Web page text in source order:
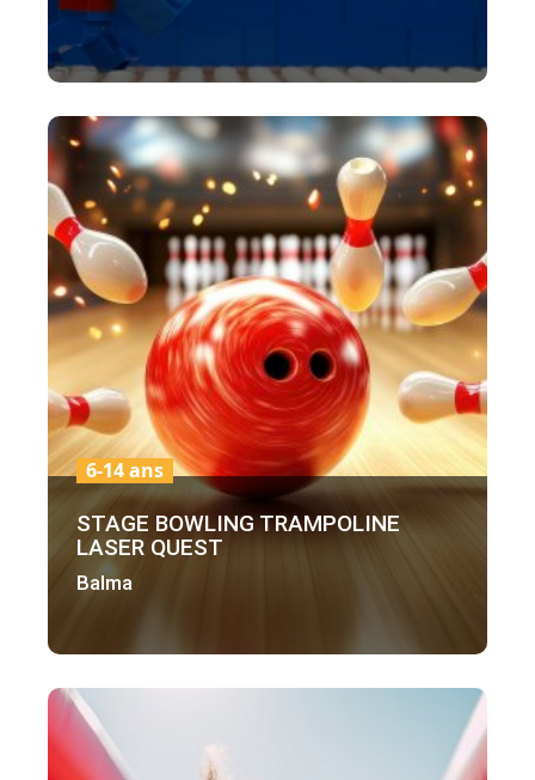
STAGE BOWLING TRAMPOLINE
LASER QUEST
Balma
6-14 ans